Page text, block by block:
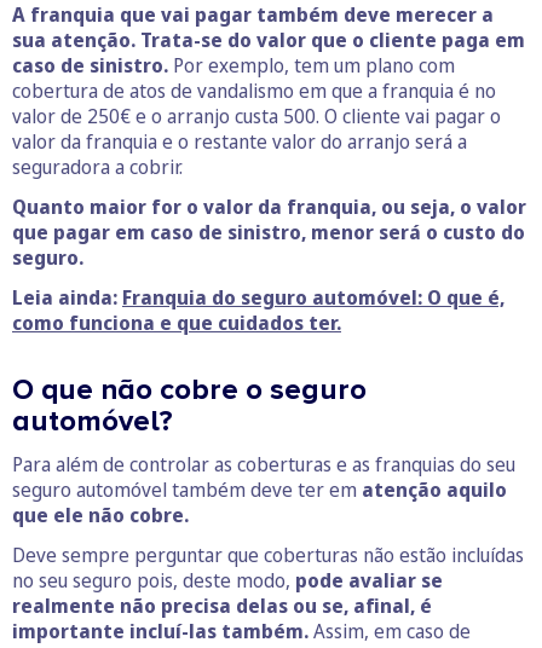
A franquia que vai pagar também deve merecer a
sua atenção. Trata-se do valor que o cliente paga em
caso de sinistro. Por exemplo, tem um plano com
cobertura de atos de vandalismo em que a franquia é no
valor de 250€ e o arranjo custa 500. O cliente vai pagar o
valor da franquia e o restante valor do arranjo será a
seguradora a cobrir.
Quanto maior for o valor da franquia, ou seja, o valor
que pagar em caso de sinistro, menor será o custo do
seguro.
Leia ainda: Franquia do seguro automóvel: O que é,
como funciona e que cuidados ter.
O que não cobre o seguro
automóvel?
Para além de controlar as coberturas e as franquias do seu
seguro automóvel também deve ter em atenção aquilo
que ele não cobre.
Deve sempre perguntar que coberturas não estão incluídas
no seu seguro pois, deste modo, pode avaliar se
realmente não precisa delas ou se, afinal, é
importante incluí-las também.Assim, em caso de